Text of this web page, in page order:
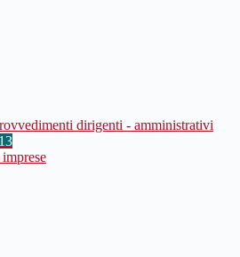
dirigenti - amministrativi